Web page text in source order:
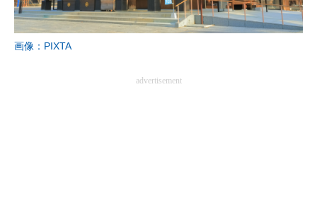
画像：PIXTA
advertisement